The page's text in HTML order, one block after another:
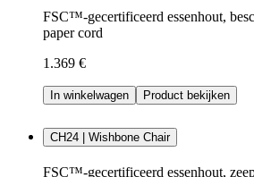
FSC™-gecertificeerd essenhout,
paper cord
1.369 €
In winkelwagen Product bekijken
CH24 | Wishbone Chair
FSC™-gecertificeerd essenhout,